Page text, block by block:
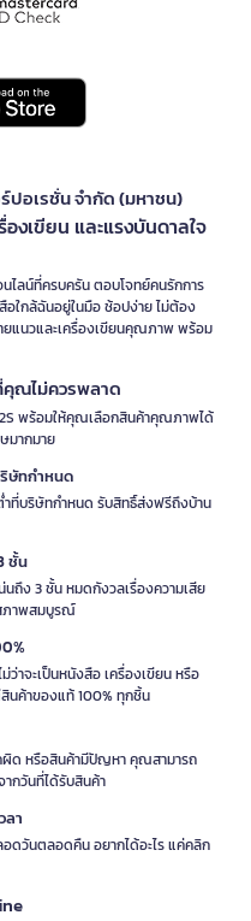
ปอเรชั่น จำกัด (มหาชน)
งเขียน และแรงบันดาลใจ
ไลน์ที่ครบครัน ตอบโจทย์คนรักการ
ใกล้ฉันอยู่ในมือ ช้อปง่าย ไม่ต้อง
ยแนวและเครื่องเขียนคุณภาพ พร้อม
คุณไม่ควรพลาด
พร้อมให้คุณเลือกสินค้าคุณภาพได้
มากมาย
ษัทกำหนด
ที่บริษัทกำหนด รับสิทธิ์ส่งฟรีถึงบ้าน
ชั้น
ถึง 3 ชั้น หมดกังวลเรื่องความเสีย
ภาพสมบูรณ์
าจะเป็นหนังสือ เครื่องเขียน หรือ
นค้าของแท้ 100% ทุกชิ้น
กผิด หรือสินค้ามีปัญหา คุณสามารถ
ากวันที่ได้รับสินค้า
ลา
ดวันตลอดคืน อยากได้อะไร แค่คลิก